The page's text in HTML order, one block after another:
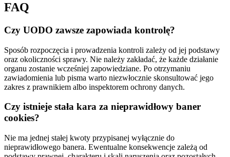
FAQ
Czy UODO zawsze zapowiada kontrolę?
Sposób rozpoczęcia i prowadzenia kontroli zależy od jej podstawy
oraz okoliczności sprawy. Nie należy zakładać, że każde działanie
organu zostanie wcześniej zapowiedziane. Po otrzymaniu
zawiadomienia lub pisma warto niezwłocznie skonsultować jego
zakres z prawnikiem albo inspektorem ochrony danych.
Czy istnieje stała kara za nieprawidłowy baner
cookies?
Nie ma jednej stałej kwoty przypisanej wyłącznie do
nieprawidłowego banera. Ewentualne konsekwencje zależą od